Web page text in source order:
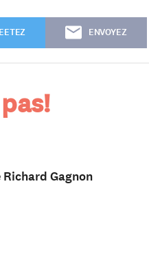
ENVOYEZ
Richard Gagnon